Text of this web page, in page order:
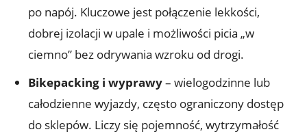
po napój. Kluczowe jest połączenie lekkości,
dobrej izolacji w upale i możliwości picia „w
ciemno” bez odrywania wzroku od drogi.
Bikepacking i wyprawy– wielogodzinne lub
całodzienne wyjazdy, często ograniczony dostęp
do sklepów. Liczy się pojemność, wytrzymałość